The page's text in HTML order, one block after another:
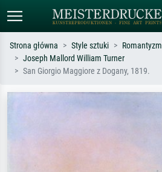
Wyszukiwanie standardowe
Strona główna Style sztuki
Romantyzm
Joseph Mallord William Turner
San Giorgio Maggiore z Dogany, 1819.